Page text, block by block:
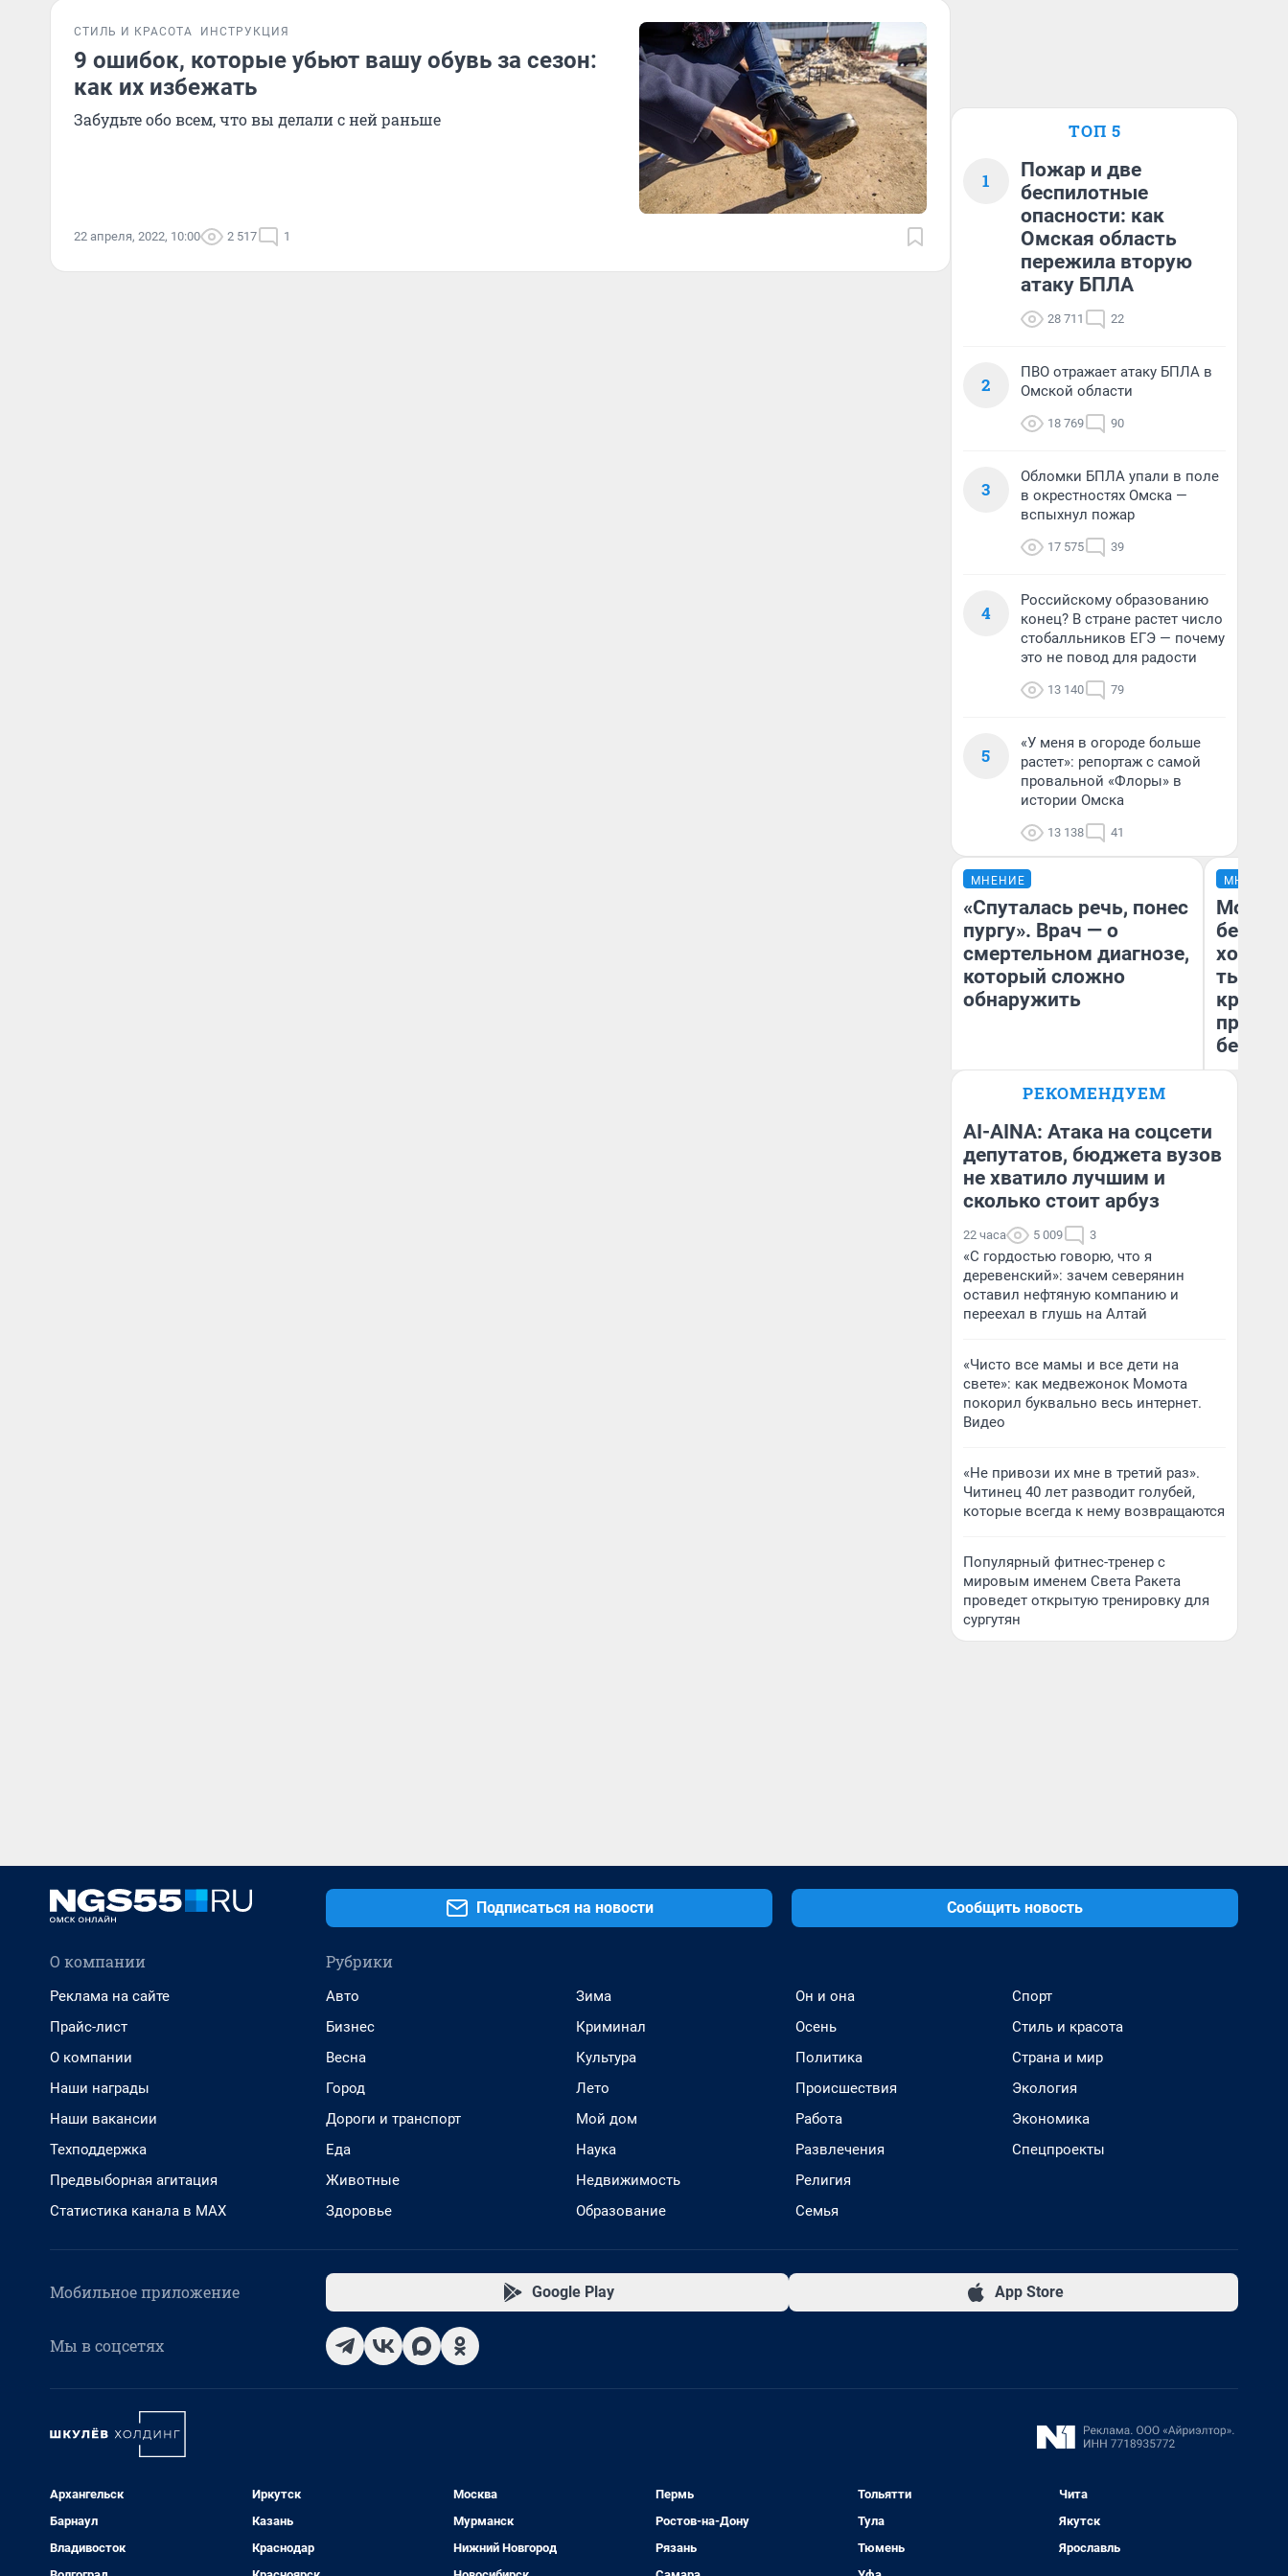
СТИЛЬ И КРАСОТА ИНСТРУКЦИЯ
9 ошибок, которые убьют вашу обувь за сезон:
как их избежать
Забудьте обо всем, что вы делали с ней раньше
22 апреля, 2022, 10:00 2 517 1
ТОП 5
1
Пожар и две
беспилотные
опасности: как
Омская область
пережила вторую
атаку БПЛА
28 711 22
2
ПВО отражает атаку БПЛА в
Омской области
18 769 90
3
Обломки БПЛА упали в поле
в окрестностях Омска —
вспыхнул пожар
17 575 39
4
Российскому образованию
конец? В стране растет число
стобалльников ЕГЭ — почему
это не повод для радости
13 140 79
5
«У меня в огороде больше
растет»: репортаж с самой
провальной «Флоры» в
истории Омска
13 138 41
МНЕНИЕ
«Спуталась речь, понес
пургу». Врач — о
смертельном диагнозе,
который сложно
обнаружить
Главврач клиники
Волковой»
МНЕНИЕ
Мой
хотела
тысяч,
РЕКОМЕНДУЕМ
AI-AINA: Атака на соцсети
депутатов, бюджета вузов
не хватило лучшим и
сколько стоит арбуз
22 часа 5 009 3
«С гордостью говорю, что я
деревенский»: зачем северянин
оставил нефтяную компанию и
переехал в глушь на Алтай
«Чисто все мамы и все дети на
свете»: как медвежонок Момота
покорил буквально весь интернет.
Видео
«Не привози их мне в третий раз».
Читинец 40 лет разводит голубей,
которые всегда к нему возвращаются
Популярный фитнес-тренер с
мировым именем Света Ракета
проведет открытую тренировку для
сургутян
Подписаться на новости Сообщить новость
О компании
Реклама на сайте
Прайс-лист
О компании
Наши награды
Наши вакансии
Техподдержка
Предвыборная агитация
Статистика канала в MAX
Рубрики
Авто
Бизнес
Весна
Город
Дороги и транспорт
Еда
Животные
Здоровье
Зима
Криминал
Культура
Лето
Мой дом
Наука
Недвижимость
Образование
Он и она
Осень
Политика
Происшествия
Работа
Развлечения
Религия
Семья
Спорт
Стиль и красота
Страна и мир
Экология
Экономика
Спецпроекты
Мобильное приложение Google Play App Store
Мы в соцсетях
Архангельск
Барнаул
Владивосток
Иркутск
Казань
Краснодар
Москва
Мурманск
Нижний Новгород
Пермь
Ростов-на-Дону
Рязань
Тольятти
Тула
Тюмень
Чита
Якутск
Ярославль